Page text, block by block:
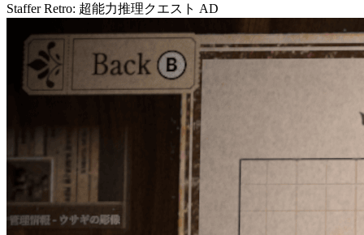
Staffer Retro: 超能力推理クエスト AD